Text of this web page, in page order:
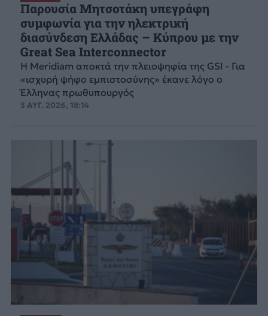
Παρουσία Μητσοτάκη υπεγράφη
συμφωνία για την ηλεκτρική
διασύνδεση Ελλάδας – Κύπρου με την
Great Sea Interconnector
Η Meridiam αποκτά την πλειοψηφία της GSI - Για
«ισχυρή ψήφο εμπιστοσύνης» έκανε λόγο ο
Έλληνας πρωθυπουργός
5 ΑΥΓ. 2026, 18:14